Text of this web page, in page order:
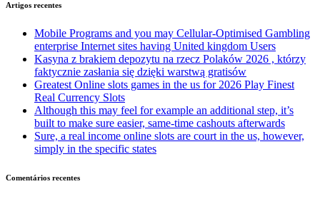
Artigos recentes
Mobile Programs and you may Cellular-Optimised Gambling
enterprise Internet sites having United kingdom Users
Kasyna z brakiem depozytu na rzecz Polaków 2026 , którzy
faktycznie zasłania się dzięki warstwą gratisów
Greatest Online slots games in the us for 2026 Play Finest
Real Currency Slots
Although this may feel for example an additional step, it’s
built to make sure easier, same-time cashouts afterwards
Sure, a real income online slots are court in the us, however,
simply in the specific states
Comentários recentes